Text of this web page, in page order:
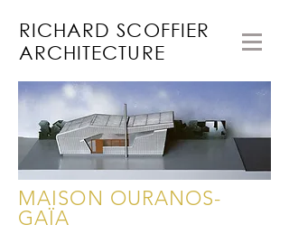
RICHARD SCOFFIER
ARCHITECTURE
MAISON OURANOS-
GAÏA